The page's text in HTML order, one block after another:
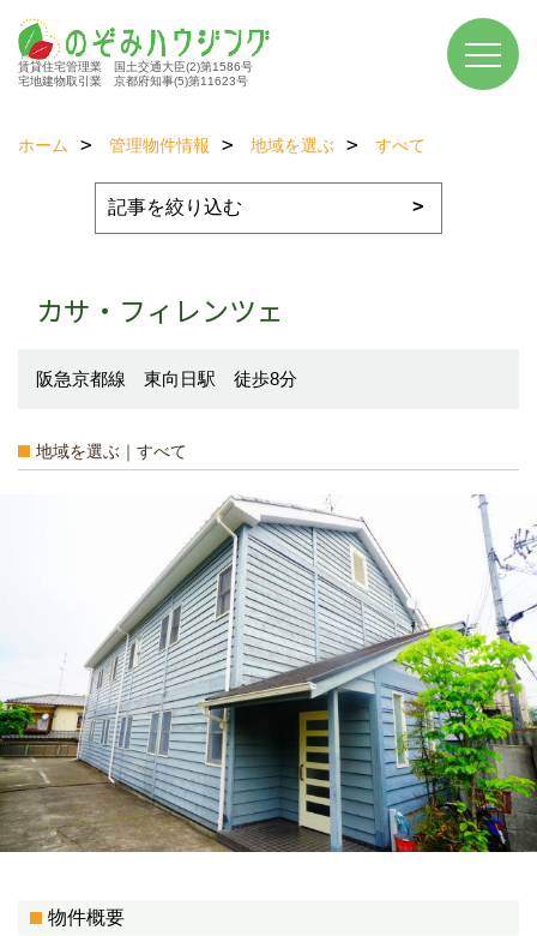
賃貸住宅管理業 国土交通大臣(2)第1586号
宅地建物取引業 京都府知事(5)第11623号
ホーム 管理物件情報 地域を選ぶ すべて
カサ・フィレンツェ
阪急京都線 東向日駅 徒歩8分
地域を選ぶ｜すべて
物件概要